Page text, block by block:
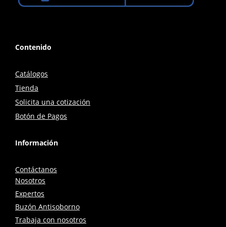
Contenido
Catálogos
Tienda
Solicita una cotización
Botón de Pagos
Información
Contáctanos
Nosotros
Expertos
Buzón Antisoborno
Trabaja con nosotros